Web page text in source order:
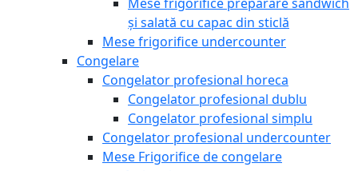
Mese frigorifice preparare sandwich
și salată cu capac din sticlă
Mese frigorifice undercounter
Congelare
Congelator profesional horeca
Congelator profesional dublu
Congelator profesional simplu
Congelator profesional undercounter
Mese Frigorifice de congelare